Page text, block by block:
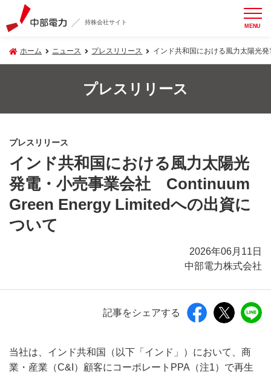
持株会社サイト MENU
ホーム ニュース プレスリリース インド共和国における風力太陽光
プレスリリース
プレスリリース
インド共和国における風力太陽光
発電・小売事業会社 Continuum
Green Energy Limitedへの出資に
ついて
2026年06月11日
中部電力株式会社
記事をシェアする
当社は、インド共和国（以下「インド」）において、商
業・産業（C&I）顧客にコーポレートPPA（注1）で再生